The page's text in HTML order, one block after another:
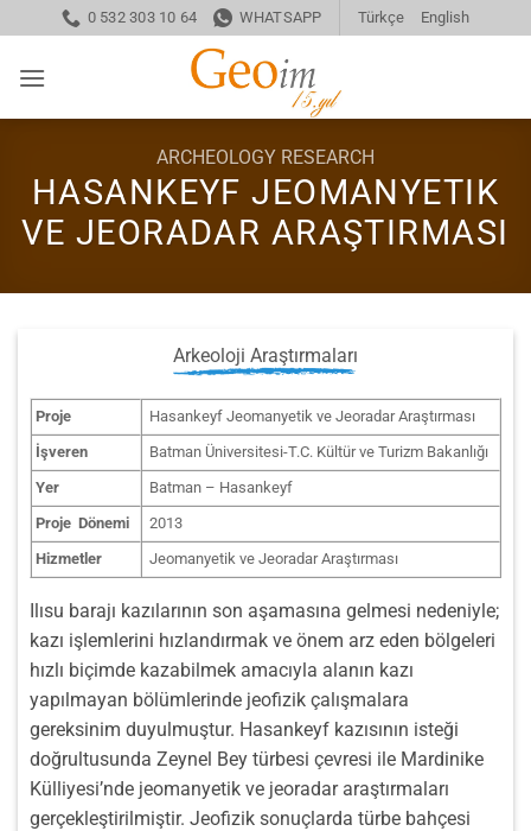
to
content
0 532 303 10 64 WHATSAPP Türkçe English
ARCHEOLOGY RESEARCH
HASANKEYF JEOMANYETIK
VE JEORADAR ARAŞTIRMASI
Arkeoloji Araştırmaları
Proje
Hasankeyf Jeomanyetik ve Jeoradar Araştırması
İşveren
Batman Üniversitesi-T.C. Kültür ve Turizm Bakanlığı
Yer
Batman – Hasankeyf
Proje Dönemi
2013
Hizmetler
Jeomanyetik ve Jeoradar Araştırması
Ilısu barajı kazılarının son aşamasına gelmesi nedeniyle;
kazı işlemlerini hızlandırmak ve önem arz eden bölgeleri
hızlı biçimde kazabilmek amacıyla alanın kazı
yapılmayan bölümlerinde jeofizik çalışmalara
gereksinim duyulmuştur. Hasankeyf kazısının isteği
doğrultusunda Zeynel Bey türbesi çevresi ile Mardinike
Külliyesi’nde jeomanyetik ve jeoradar araştırmaları
gerçekleştirilmiştir. Jeofizik sonuçlarda türbe bahçesi